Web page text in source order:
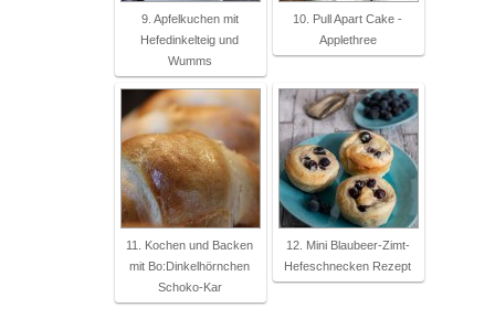
9. Apfelkuchen mit
Hefedinkelteig und
Wumms
10. Pull Apart Cake -
Applethree
11. Kochen und Backen
mit Bo:Dinkelhörnchen
Schoko-Kar
12. Mini Blaubeer-Zimt-
Hefeschnecken Rezept